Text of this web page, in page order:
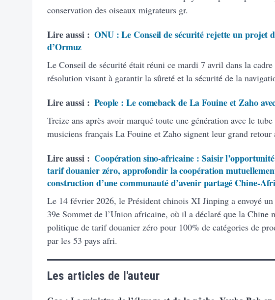
conservation des oiseaux migrateurs gr.
Lire aussi : ONU : Le Conseil de sécurité rejette un projet
d’Ormuz
Le Conseil de sécurité était réuni ce mardi 7 avril dans la
résolution visant à garantir la sûreté et la sécurité de la
Lire aussi : People : Le comeback de La Fouine et Zaho
Treize ans après avoir marqué toute une génération avec le
musiciens français La Fouine et Zaho signent leur grand retour
Lire aussi : Coopération sino-africaine : Saisir
tarif douanier zéro, approfondir la coopération
construction d’une communauté d’avenir partagé Chine-
Le 14 février 2026, le Président chinois XI Jinping a envoyé
39e Sommet de l’Union africaine, où il a déclaré que la Chine
politique de tarif douanier zéro pour 100% de catégories de
par les 53 pays afri.
Les articles de l'auteur